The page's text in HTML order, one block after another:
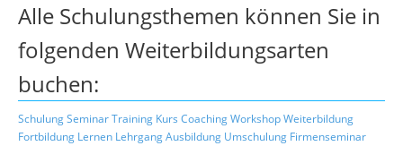
Alle Schulungsthemen können Sie in
folgenden Weiterbildungsarten
buchen:
SchulungSeminarTraining Kurs CoachingWorkshopWeiterbildung
Fortbildung Lernen LehrgangAusbildung Umschulung Firmenseminar